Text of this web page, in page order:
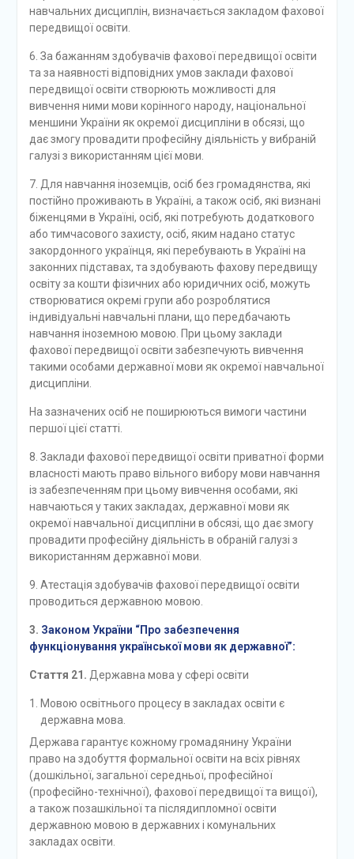
навчальних дисциплін, визначається закладом фахової
передвищої освіти.
6. За бажанням здобувачів фахової передвищої освіти
та за наявності відповідних умов заклади фахової
передвищої освіти створюють можливості для
вивчення ними мови корінного народу, національної
меншини України як окремої дисципліни в обсязі, що
дає змогу провадити професійну діяльність у вибраній
галузі з використанням цієї мови.
7. Для навчання іноземців, осіб без громадянства, які
постійно проживають в Україні, а також осіб, які визнані
біженцями в Україні, осіб, які потребують додаткового
або тимчасового захисту, осіб, яким надано статус
закордонного українця, які перебувають в Україні на
законних підставах, та здобувають фахову передвищу
освіту за кошти фізичних або юридичних осіб, можуть
створюватися окремі групи або розроблятися
індивідуальні навчальні плани, що передбачають
навчання іноземною мовою. При цьому заклади
фахової передвищої освіти забезпечують вивчення
такими особами державної мови як окремої навчальної
дисципліни.
На зазначених осіб не поширюються вимоги частини
першої цієї статті.
8. Заклади фахової передвищої освіти приватної форми
власності мають право вільного вибору мови навчання
із забезпеченням при цьому вивчення особами, які
навчаються у таких закладах, державної мови як
окремої навчальної дисципліни в обсязі, що дає змогу
провадити професійну діяльність в обраній галузі з
використанням державної мови.
9. Атестація здобувачів фахової передвищої освіти
проводиться державною мовою.
3. Законом України “Про забезпечення
функціонування української мови як державної”:
Стаття 21. Державна мова у сфері освіти
Мовою освітнього процесу в закладах освіти є
державна мова.
Держава гарантує кожному громадянину України
право на здобуття формальної освіти на всіх рівнях
(дошкільної, загальної середньої, професійної
(професійно-технічної), фахової передвищої та вищої),
а також позашкільної та післядипломної освіти
державною мовою в державних і комунальних
закладах освіти.